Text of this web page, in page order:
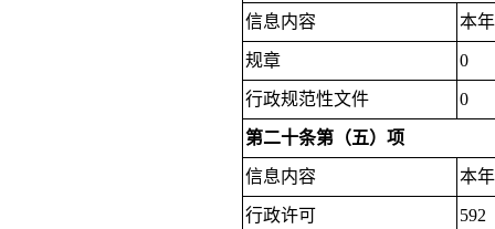
信息内容 本
规章 0
行政规范性文件 0
第二十条第（五）项
信息内容 本
行政许可 592